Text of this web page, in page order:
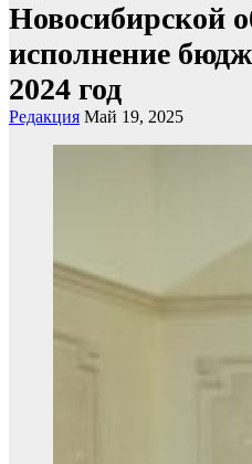
Новосибирской
исполнение
2024 год
Редакция Май 19, 2025